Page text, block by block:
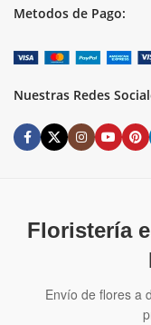
Metodos de Pago:
Nuestras Redes
Floristería
Envío de flores a